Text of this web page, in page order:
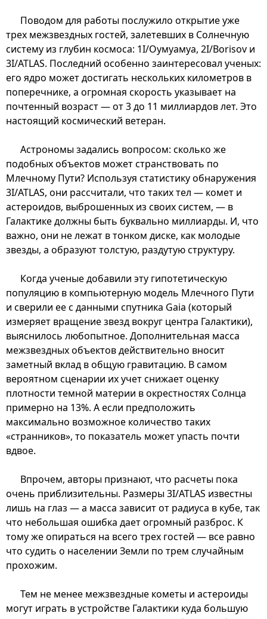
Поводом для работы послужило открытие уже
трех межзвездных гостей, залетевших в Солнечную
систему из глубин космоса: 1I/Оумуамуа, 2I/Borisov и
3I/ATLAS. Последний особенно заинтересовал ученых:
его ядро может достигать нескольких километров в
поперечнике, а огромная скорость указывает на
почтенный возраст — от 3 до 11 миллиардов лет. Это
настоящий космический ветеран.
Астрономы задались вопросом: сколько же
подобных объектов может странствовать по
Млечному Пути? Используя статистику обнаружения
3I/ATLAS, они рассчитали, что таких тел — комет и
астероидов, выброшенных из своих систем, — в
Галактике должны быть буквально миллиарды. И, что
важно, они не лежат в тонком диске, как молодые
звезды, а образуют толстую, раздутую структуру.
Когда ученые добавили эту гипотетическую
популяцию в компьютерную модель Млечного Пути
и сверили ее с данными спутника Gaia (который
измеряет вращение звезд вокруг центра Галактики),
выяснилось любопытное. Дополнительная масса
межзвездных объектов действительно вносит
заметный вклад в общую гравитацию. В самом
вероятном сценарии их учет снижает оценку
плотности темной материи в окрестностях Солнца
примерно на 13%. А если предположить
максимально возможное количество таких
«странников», то показатель может упасть почти
вдвое.
Впрочем, авторы признают, что расчеты пока
очень приблизительны. Размеры 3I/ATLAS известны
лишь на глаз — а масса зависит от радиуса в кубе, так
что небольшая ошибка дает огромный разброс. К
тому же опираться на всего трех гостей — все равно
что судить о населении Земли по трем случайным
прохожим.
Тем не менее межзвездные кометы и астероиды
могут играть в устройстве Галактики куда большую